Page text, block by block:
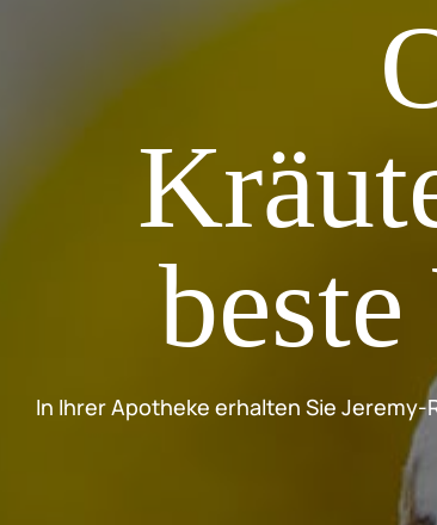
In Ihrer Apotheke erhalten Sie